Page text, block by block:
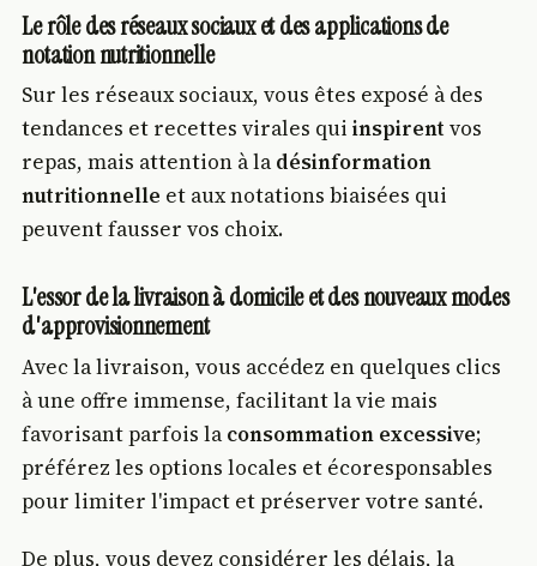
Le rôle des réseaux sociaux et des applications de
notation nutritionnelle
Sur les réseaux sociaux, vous êtes exposé à des
tendances et recettes virales quiinspirent vos
repas, mais attention à la désinformation
nutritionnelle et aux notations biaisées qui
peuvent fausser vos choix.
L'essor de la livraison à domicile et des nouveaux modes
d'approvisionnement
Avec la livraison, vous accédez en quelques clics
à une offre immense, facilitant la vie mais
favorisant parfois la consommation excessive;
préférez les options locales et écoresponsables
pour limiter l'impact et préserver votre santé.
De plus, vous devez considérer les délais, la